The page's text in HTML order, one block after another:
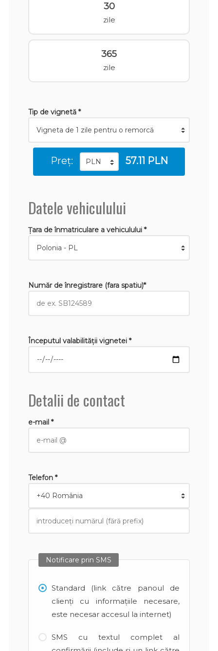
30
zile
365
zile
Tip de vignetă *
Preț: 57.11 PLN
Datele vehiculului
Țara de înmatriculare a vehiculului *
Număr de înregistrare (fara spatiu)*
Începutul valabilităţii vignetei *
Detalii de contact
e-mail *
Telefon *
Notificare prin SMS
Standard (link către panoul de
clienți cu informațiile necesare,
este necesar accesul la internet)
SMS cu textul complet al